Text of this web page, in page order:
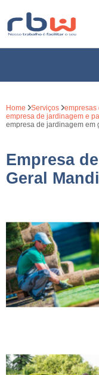
Home Serviços
empresas
empresa de jardinagem e
empresa de jardinagem em
Empresa
Geral